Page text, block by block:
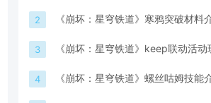
2 《崩坏：星穹铁道》寒鸦突破材料
3 《崩坏：星穹铁道》keep联动活动
4 《崩坏：星穹铁道》螺丝咕姆技能